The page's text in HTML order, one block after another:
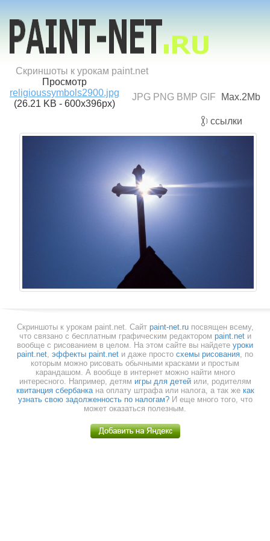
Скриншоты к урокам paint.net
JPG PNG BMP GIF Max.2Mb
Просмотр
religioussymbols2900.jpg
(26.21 KB - 600x396px)
ссылки
Скриншоты к урокам paint.net. Cайт paint-net.ruпосвящен всему,
что связано с бесплатным графическим редактором paint.netи
вообще с рисованием в целом. На этом сайте вы найдете уроки
paint.net, эффекты paint.net и даже просто схемы рисования, по
которым можно рисовать обычными красками и простым
карандашом. А вообще в интернет можно найти много
интересного. Например, детям игры для детейили, родителям
квитанция сбербанкана оплату штрафа или налога, а так же как
узнать свою задолженность по налогам?И еще много того, что
может оказаться полезным.